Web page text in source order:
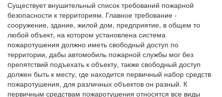
Существует внушительный список требований пожарной
безопасности к территориям. Главное требование -
сооружение, здание, жилой дом, предприятие, в общем то
любой объект, на котором установлена система
пожаротушения должно иметь свободный доступ по
территории, дабы автомобиль пожарной службы мог без
препятствий подъехать к объекту, также свободный доступ
должен быть к месту, где находится первичный набор средств
пожаротушения, для различных объектов он разный. К
первичным средствам пожаротушения относятся все виды